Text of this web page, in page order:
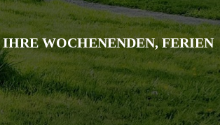
WOCHENENDEN, FERIEN